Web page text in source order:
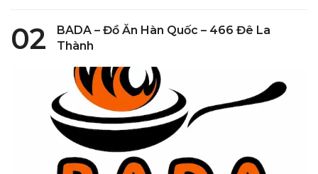
mình ăn thì hết mất chả nên thay bằng trứng ốp la,
canh theo khẩu vị cá nhân hơi mặn. Tổng thể là sườn
02
BADA – Đồ Ăn Hàn Quốc – 466 Đê La
Thành